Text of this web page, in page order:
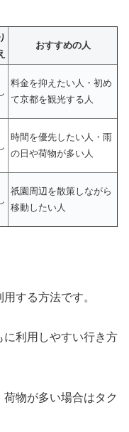
おすすめの人
料金を抑えたい人・初め
て京都を観光する人
時間を優先したい人・雨
の日や荷物が多い人
祇園周辺を散策しながら
移動したい人
する方法です。
利用しやすい行き方
物が多い場合はタク